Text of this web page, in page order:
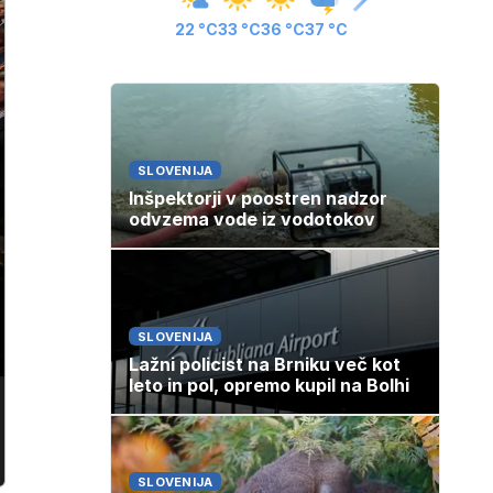
22 °C33 °C36 °C37 °C
SLOVENIJA
Inšpektorji v poostren nadzor
odvzema vode iz vodotokov
SLOVENIJA
Lažni policist na Brniku več kot
leto in pol, opremo kupil na Bolhi
SLOVENIJA